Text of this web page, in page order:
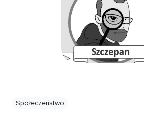
Społeczeństwo